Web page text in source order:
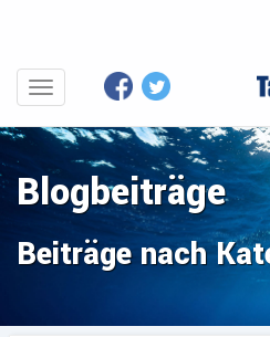
Blogbeiträge
Beiträge nach